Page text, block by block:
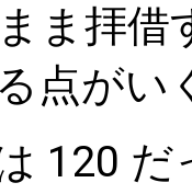
ま拝
点がい
120